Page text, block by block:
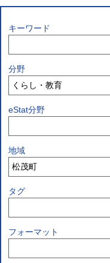
キーワード
分野
eStat分野
地域
タグ
フォーマット